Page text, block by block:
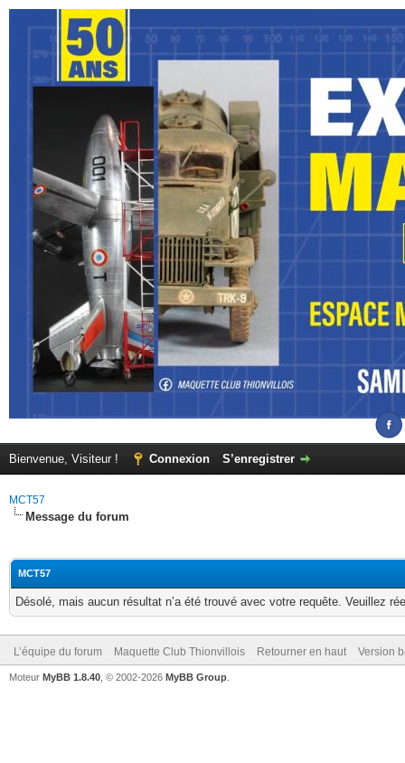
Bienvenue, Visiteur ! Connexion S’enregistrer
MCT57
Message du forum
MCT57
Désolé, mais aucun résultat n’a été trouvé avec votre requête. Veuillez
L’équipe du forum Maquette Club Thionvillois Retourner en haut Version
Moteur MyBB 1.8.40 , © 2002-2026 MyBB Group